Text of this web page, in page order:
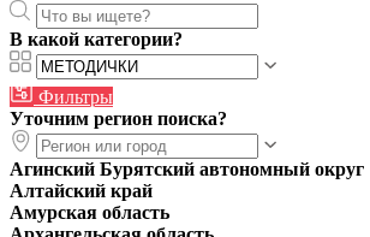
В какой категории?
Фильтры
Уточним регион поиска?
Агинский Бурятский автономный округ
Алтайский край
Амурская область